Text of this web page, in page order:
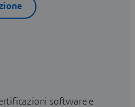
software e